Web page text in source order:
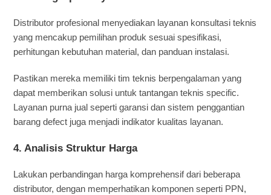
Distributor profesional menyediakan layanan konsultasi teknis
yang mencakup pemilihan produk sesuai spesifikasi,
perhitungan kebutuhan material, dan panduan instalasi.
Pastikan mereka memiliki tim teknis berpengalaman yang
dapat memberikan solusi untuk tantangan teknis specific.
Layanan purna jual seperti garansi dan sistem penggantian
barang defect juga menjadi indikator kualitas layanan.
4.Analisis Struktur Harga
Lakukan perbandingan harga komprehensif dari beberapa
distributor, dengan memperhatikan komponen seperti PPN,